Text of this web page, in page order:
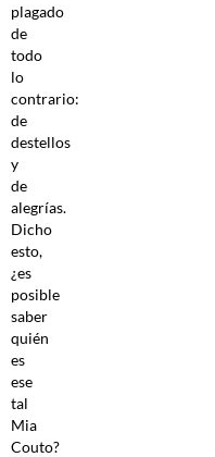
plagado
de
todo
lo
contrario:
de
destellos
y
de
alegrías.
Dicho
esto,
¿es
posible
saber
quién
es
ese
tal
Mia
Couto?